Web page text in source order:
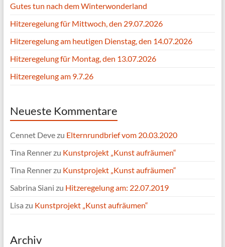
Gutes tun nach dem Winterwonderland
Hitzeregelung für Mittwoch, den 29.07.2026
Hitzeregelung am heutigen Dienstag, den 14.07.2026
Hitzeregelung für Montag, den 13.07.2026
Hitzeregelung am 9.7.26
Neueste Kommentare
Cennet Devezu Elternrundbrief vom 20.03.2020
Tina Rennerzu Kunstprojekt „Kunst aufräumen“
Tina Rennerzu Kunstprojekt „Kunst aufräumen“
Sabrina Siani zu Hitzeregelung am: 22.07.2019
Lisa zu Kunstprojekt „Kunst aufräumen“
Archiv